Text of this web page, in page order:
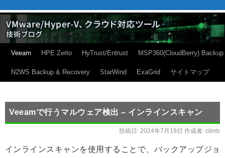
Veeam HPE Zerto HyTrust/Entrust MSP360(CloudBerry) Backup
N2WS Backup & Recovery StarWind ExaGrid サイトマップ
Veeamで行うマルウェア検出 – インラインスキャン
投稿日: 2024年7月19日 作成者: climb
インラインスキャンを使用することで、バックアップジョ